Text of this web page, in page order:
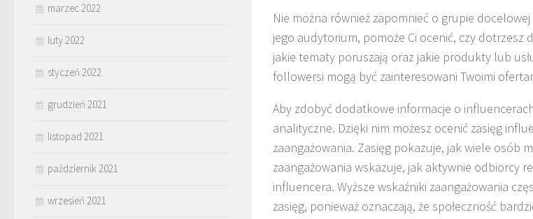
Nie można również zapomnieć o grupie
jego audytorium, pomoże Ci ocenić, czy dotrzesz
jakie tematy poruszają oraz jakie produkty lub
followersi mogą być zainteresowani Twoimi
Aby zdobyć dodatkowe informacje o
analityczne. Dzięki nim możesz ocenić zasięg
zaangażowania. Zasięg pokazuje, jak wiele osób
zaangażowania wskazuje, jak aktywnie odbiorcy
influencera. Wyższe wskaźniki zaangażowania
zasięg, ponieważ oznaczają, że społeczność
marzec 2022
luty 2022
styczeń 2022
grudzień 2021
listopad 2021
październik 2021
wrzesień 2021